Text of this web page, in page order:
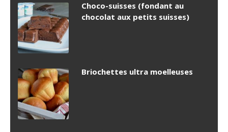
Choco-suisses (fondant au
chocolat aux petits suisses)
Briochettes ultra moelleuses